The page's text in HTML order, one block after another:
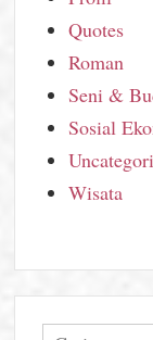
Quotes
Roman
Seni &
Sosial
Wisata